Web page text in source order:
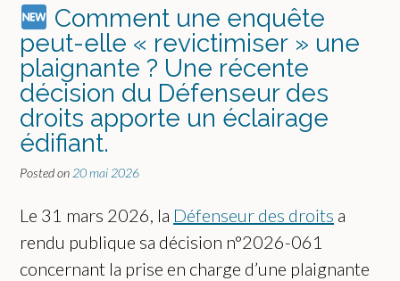
Comment une enquête
peut-elle « revictimiser » une
plaignante ? Une récente
décision du Défenseur des
droits apporte un éclairage
édifiant.
Posted on 20 mai 2026
Le 31 mars 2026, la Défenseur des droits a
rendu publique sa décision n°2026-061
concernant la prise en charge d’une plaignante